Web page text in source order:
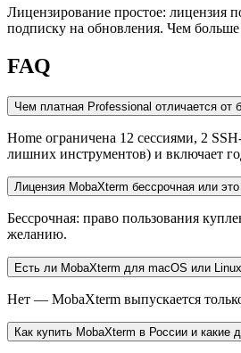
Лицензирование простое: лицензия
подписку на обновления. Чем
FAQ
Чем платная Professional отличается от
Home ограничена 12 сессиями, 2
лишних инструментов) и включает
Лицензия MobaXterm бессрочная или
Бессрочная: право пользования
желанию.
Есть ли MobaXterm для macOS или
Нет — MobaXterm выпускается
Как купить MobaXterm в России и какие